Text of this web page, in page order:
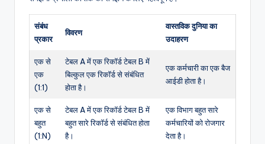
संबंध
प्रकार
विवरण
वास्तविक दुनिया का
उदाहरण
एक से
एक
(1:1)
टेबल A में एक रिकॉर्ड टेबल B में
बिल्कुल एक रिकॉर्ड से संबंधित
होता है।
एक कर्मचारी का एक बैज
आईडी होता है।
एक से
बहुत
(1:N)
टेबल A में एक रिकॉर्ड टेबल B में
बहुत सारे रिकॉर्ड से संबंधित होता
है।
एक विभाग बहुत सारे
कर्मचारियों को रोजगार
देता है।